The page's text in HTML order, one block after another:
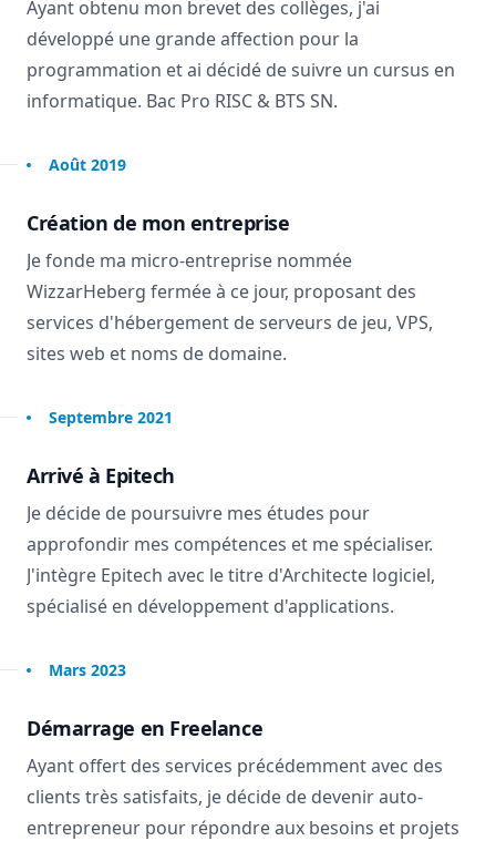
Ayant obtenu mon brevet des collèges, j'ai
développé une grande affection pour la
programmation et ai décidé de suivre un cursus en
informatique. Bac Pro RISC & BTS SN.
Août 2019
Création de mon entreprise
Je fonde ma micro-entreprise nommée
WizzarHeberg fermée à ce jour, proposant des
services d'hébergement de serveurs de jeu, VPS,
sites web et noms de domaine.
Septembre 2021
Arrivé à Epitech
Je décide de poursuivre mes études pour
approfondir mes compétences et me spécialiser.
J'intègre Epitech avec le titre d'Architecte logiciel,
spécialisé en développement d'applications.
Mars 2023
Démarrage en Freelance
Ayant offert des services précédemment avec des
clients très satisfaits, je décide de devenir auto-
entrepreneur pour répondre aux besoins et projets